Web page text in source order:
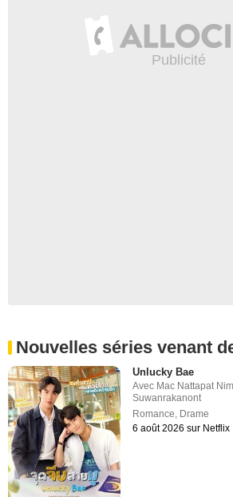
Nouvelles séries venant
Unlucky Bae
Avec Mac Nattapat
Suwanrakanont
Romance Drame
6 août 2026 sur Netflix